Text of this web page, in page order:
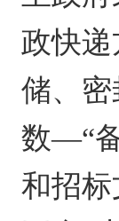
政快
储、
数—“
和招